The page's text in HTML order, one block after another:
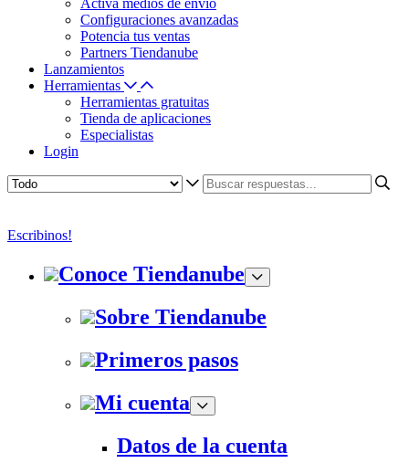
Activa medios de envío
Configuraciones avanzadas
Potencia tus ventas
Partners Tiendanube
Lanzamientos
Herramientas
Herramientas gratuitas
Tienda de aplicaciones
Especialistas
Login
Escribinos!
Conoce Tiendanube
Sobre Tiendanube
Primeros pasos
Mi cuenta
Datos de la cuenta